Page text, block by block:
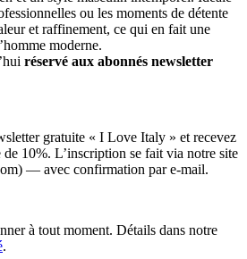
ou les moments de détente
et raffinement, ce qui en fait une
moderne.
réservé aux abonnés newsletter
gratuite « I Love Italy » et recevez
10%. L’inscription se fait via notre site
— avec confirmation par e-mail.
à tout moment. Détails dans notre
.